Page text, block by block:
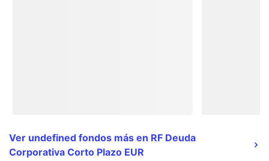
Ver undefined fondos más en RF Deuda
Corporativa Corto Plazo EUR